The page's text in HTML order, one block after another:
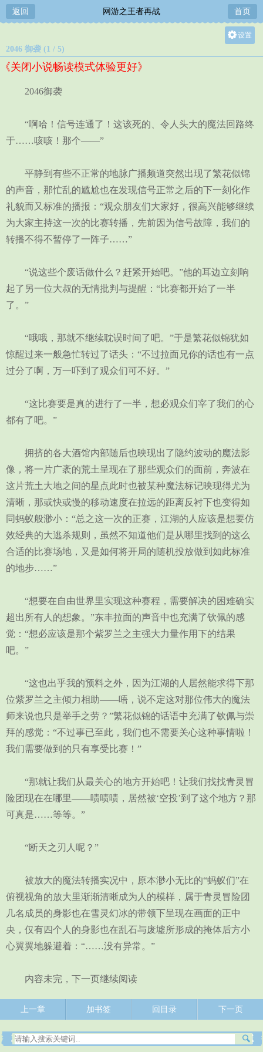
返回 网游之王者再战 首页
设置
2046 御袭 (1 / 5)
《关闭小说畅读模式体验更好》
2046御袭
“啊哈！信号连通了！这该死的、令人头大的魔法回路终
于……咳咳！那个——”
平静到有些不正常的地脉广播频道突然出现了繁花似锦
的声音，那忙乱的尴尬也在发现信号正常之后的下一刻化作
礼貌而又标准的播报：“观众朋友们大家好，很高兴能够继续
为大家主持这一次的比赛转播，先前因为信号故障，我们的
转播不得不暂停了一阵子……”
“说这些个废话做什么？赶紧开始吧。”他的耳边立刻响
起了另一位大叔的无情批判与提醒：“比赛都开始了一半
了。”
“哦哦，那就不继续耽误时间了吧。”于是繁花似锦犹如
惊醒过来一般急忙转过了话头：“不过拉面兄你的话也有一点
过分了啊，万一吓到了观众们可不好。”
“这比赛要是真的进行了一半，想必观众们宰了我们的心
都有了吧。”
拥挤的各大酒馆内部随后也映现出了隐约波动的魔法影
像，将一片广袤的荒土呈现在了那些观众们的面前，奔波在
这片荒土大地之间的星点此时也被某种魔法标记映现得尤为
清晰，那或快或慢的移动速度在拉远的距离反衬下也变得如
同蚂蚁般渺小：“总之这一次的正赛，江湖的人应该是想要仿
效经典的大逃杀规则，虽然不知道他们是从哪里找到的这么
合适的比赛场地，又是如何将开局的随机投放做到如此标准
的地步……”
“想要在自由世界里实现这种赛程，需要解决的困难确实
超出所有人的想象。”东丰拉面的声音中也充满了钦佩的感
觉：“想必应该是那个紫罗兰之主强大力量作用下的结果
吧。”
“这也出乎我的预料之外，因为江湖的人居然能求得下那
位紫罗兰之主倾力相助——唔，说不定这对那位伟大的魔法
师来说也只是举手之劳？”繁花似锦的话语中充满了钦佩与崇
拜的感觉：“不过事已至此，我们也不需要关心这种事情啦！
我们需要做到的只有享受比赛！”
“那就让我们从最关心的地方开始吧！让我们找找青灵冒
险团现在在哪里——啧啧啧，居然被‘空投’到了这个地方？那
可真是……等等。”
“断天之刃人呢？”
被放大的魔法转播实况中，原本渺小无比的“蚂蚁们”在
俯视视角的放大里渐渐清晰成为人的模样，属于青灵冒险团
几名成员的身影也在雪灵幻冰的带领下呈现在画面的正中
央，仅有四个人的身影也在乱石与废墟所形成的掩体后方小
心翼翼地躲避着：“……没有异常。”
内容未完，下一页继续阅读
上一章 加书签 回目录 下一页